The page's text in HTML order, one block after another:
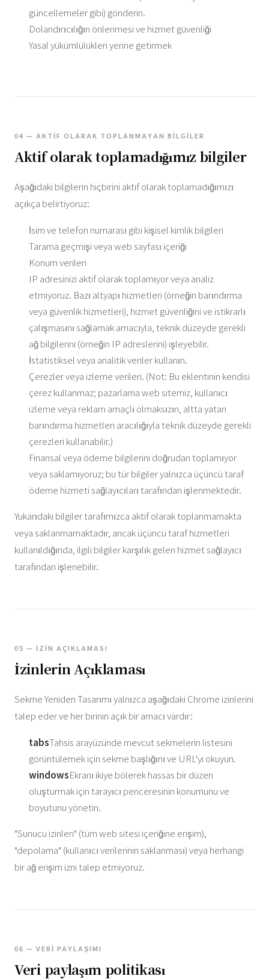
güncellemeler gibi) gönderin.
Dolandırıcılığın önlenmesi ve hizmet güvenliği
Yasal yükümlülükleri yerine getirmek
04 — AKTIF OLARAK TOPLANMAYAN BILGILER
Aktif olarak toplamadığımız bilgiler
Aşağıdaki bilgilerin hiçbirini aktif olarak toplamadığımızı
açıkça belirtiyoruz:
İsim ve telefon numarası gibi kişisel kimlik bilgileri
Tarama geçmişi veya web sayfası içeriği
Konum verileri
IP adresinizi aktif olarak toplamıyor veya analiz
etmiyoruz. Bazı altyapı hizmetleri (örneğin barındırma
veya güvenlik hizmetleri), hizmet güvenliğini ve istikrarlı
çalışmasını sağlamak amacıyla, teknik düzeyde gerekli
ağ bilgilerini (örneğin IP adreslerini) işleyebilir.
İstatistiksel veya analitik veriler kullanın.
Çerezler veya izleme verileri. (Not: Bu eklentinin kendisi
çerez kullanmaz; pazarlama web sitemiz, kullanıcı
izleme veya reklam amaçlı olmaksızın, altta yatan
barındırma hizmetleri aracılığıyla teknik düzeyde gerekli
çerezleri kullanabilir.)
Finansal veya ödeme bilgilerini doğrudan toplamıyor
veya saklamıyoruz; bu tür bilgiler yalnızca üçüncü taraf
ödeme hizmeti sağlayıcıları tarafından işlenmektedir.
Yukarıdaki bilgiler tarafımızca aktif olarak toplanmamakta
veya saklanmamaktadır, ancak üçüncü taraf hizmetleri
kullanıldığında, ilgili bilgiler karşılık gelen hizmet sağlayıcı
tarafından işlenebilir.
05 — İZIN AÇIKLAMASI
İzinlerin Açıklaması
Sekme Yeniden Tasarımı yalnızca aşağıdaki Chrome izinlerini
talep eder ve her birinin açık bir amacı vardır:
tabsTahsis arayüzünde mevcut sekmelerin listesini
görüntülemek için sekme başlığını ve URL'yi okuyun.
windowsEkranı ikiye bölerek hassas bir düzen
oluşturmak için tarayıcı penceresinin konumunu ve
boyutunu yönetin.
"Sunucu izinleri" (tüm web sitesi içeriğine erişim),
"depolama" (kullanıcı verilerinin saklanması) veya herhangi
bir ağ erişim izni talep etmiyoruz.
06 — VERI PAYLAŞIMI
Veri paylaşım politikası